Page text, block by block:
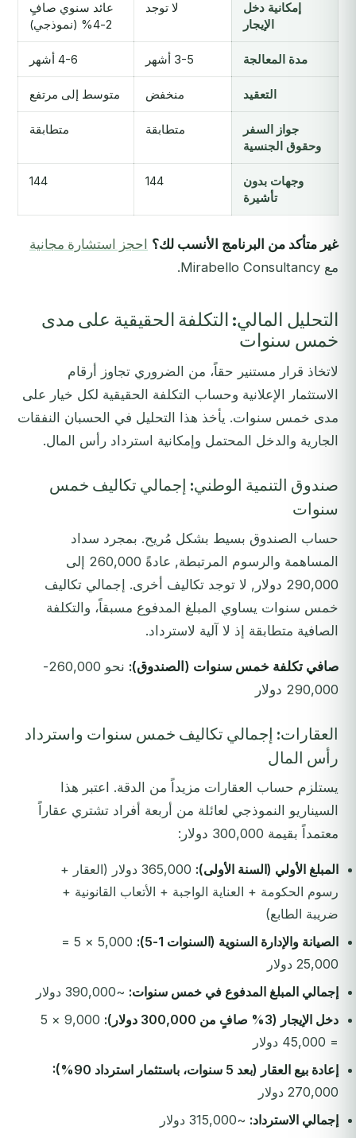
إمكانية دخل
الإيجار
لا توجد
عائد سنوي صافٍ
2-4% (نموذجي)
مدة المعالجة 3-5 أشهر 4-6 أشهر
التعقيد منخفض متوسط إلى مرتفع
جواز السفر
وحقوق الجنسية
متطابقة متطابقة
وجهات بدون
تأشيرة
144
144
غير متأكد من البرنامج الأنسب لك؟ احجز استشارة مجانية
مع Mirabello Consultancy.
التحليل المالي: التكلفة الحقيقية على مدى
خمس سنوات
لاتخاذ قرار مستنير حقاً، من الضروري تجاوز أرقام
الاستثمار الإعلانية وحساب التكلفة الحقيقية لكل خيار على
مدى خمس سنوات. يأخذ هذا التحليل في الحسبان النفقات
الجارية والدخل المحتمل وإمكانية استرداد رأس المال.
صندوق التنمية الوطني: إجمالي تكاليف خمس
سنوات
حساب الصندوق بسيط بشكل مُريح. بمجرد سداد
المساهمة والرسوم المرتبطة, عادةً 260,000 إلى
290,000 دولار, لا توجد تكاليف أخرى. إجمالي تكاليف
خمس سنوات يساوي المبلغ المدفوع مسبقاً، والتكلفة
الصافية متطابقة إذ لا آلية لاسترداد.
صافي تكلفة خمس سنوات (الصندوق):
نحو 260,000-
290,000 دولار
العقارات: إجمالي تكاليف خمس سنوات واسترداد
رأس المال
يستلزم حساب العقارات مزيداً من الدقة. اعتبر هذا
السيناريو النموذجي لعائلة من أربعة أفراد تشتري عقاراً
معتمداً بقيمة 300,000 دولار:
المبلغ الأولي (السنة الأولى):
365,000 دولار (العقار +
رسوم الحكومة + العناية الواجبة + الأتعاب القانونية +
ضريبة الطابع)
الصيانة والإدارة السنوية (السنوات 1-5):
5,000 × 5 =
25,000 دولار
إجمالي المبلغ المدفوع في خمس سنوات: ~390,000 دولار
دخل الإيجار (3% صافٍ من 300,000 دولار):
9,000 × 5
= 45,000 دولار
إعادة بيع العقار (بعد 5 سنوات، باستثمار استرداد 90%):
270,000 دولار
إجمالي الاسترداد: ~315,000 دولار